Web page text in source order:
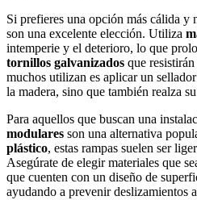
Si prefieres una opción más cálida y
son una excelente elección. Utiliza
intemperie y el deterioro, lo que
tornillos galvanizados que
muchos utilizan es aplicar un
la madera, sino que también realza
Para aquellos que buscan una
modulares son una alternativa
plástico, estas rampas suelen ser
Asegúrate de elegir materiales que
que cuenten con un diseño de
ayudando a prevenir deslizamientos